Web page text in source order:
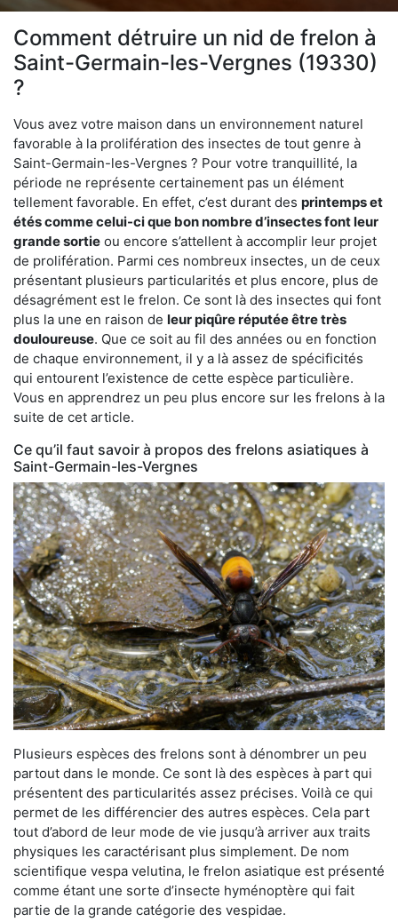
Comment détruire un nid de frelon à
Saint-Germain-les-Vergnes (19330)
?
Vous avez votre maison dans un environnement naturel
favorable à la prolifération des insectes de tout genre à
Saint-Germain-les-Vergnes ? Pour votre tranquillité, la
période ne représente certainement pas un élément
tellement favorable. En effet, c’est durant des printemps et
étés comme celui-ci que bon nombre d’insectes font leur
grande sortie ou encore s’attellent à accomplir leur projet
de prolifération. Parmi ces nombreux insectes, un de ceux
présentant plusieurs particularités et plus encore, plus de
désagrément est le frelon. Ce sont là des insectes qui font
plus la une en raison de leur piqûre réputée être très
douloureuse. Que ce soit au fil des années ou en fonction
de chaque environnement, il y a là assez de spécificités
qui entourent l’existence de cette espèce particulière.
Vous en apprendrez un peu plus encore sur les frelons à la
suite de cet article.
Ce qu’il faut savoir à propos des frelons asiatiques à
Saint-Germain-les-Vergnes
Plusieurs espèces des frelons sont à dénombrer un peu
partout dans le monde. Ce sont là des espèces à part qui
présentent des particularités assez précises. Voilà ce qui
permet de les différencier des autres espèces. Cela part
tout d’abord de leur mode de vie jusqu’à arriver aux traits
physiques les caractérisant plus simplement. De nom
scientifique vespa velutina, le frelon asiatique est présenté
comme étant une sorte d’insecte hyménoptère qui fait
partie de la grande catégorie des vespidae.